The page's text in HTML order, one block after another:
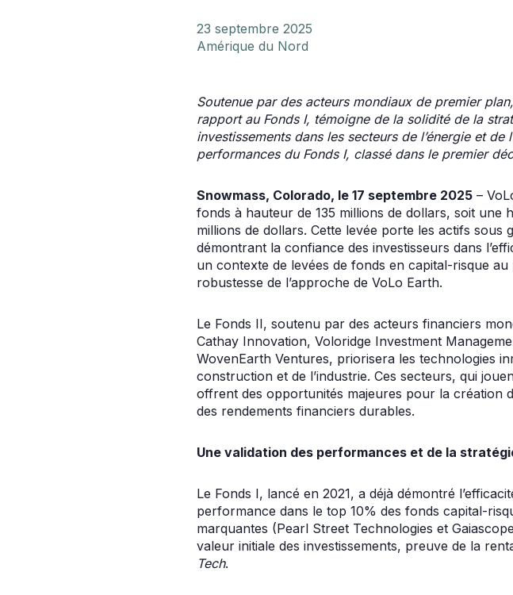
23 septembre 2025
Amérique du Nord
Soutenue par des acteurs mondiaux de premier
rapport au Fonds I, témoigne de la solidité de la
investissements dans les secteurs de l’énergie et
performances du Fonds I, classé dans le premier
Snowmass, Colorado, le 17 septembre 2025 –
fonds à hauteur de 135 millions de dollars, soit
millions de dollars. Cette levée porte les actifs sous
démontrant la confiance des investisseurs dans
un contexte de levées de fonds en capital-risque
robustesse de l’approche de VoLo Earth.
Le Fonds II, soutenu par des acteurs financiers
Cathay Innovation, Voloridge Investment
WovenEarth Ventures, priorisera les technologies
construction et de l’industrie. Ces secteurs, qui
offrent des opportunités majeures pour la création
des rendements financiers durables.
Une validation des performances et de la
Le Fonds I, lancé en 2021, a déjà démontré
performance dans le top 10% des fonds capital-
marquantes (Pearl Street Technologies et
valeur initiale des investissements, preuve de la
Tech.